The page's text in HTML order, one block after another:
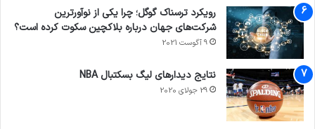
رویکرد ترسناک گوگل؛ چرا یکی از نوآورترین
شرکت‌های جهان درباره بلاکچین سکوت کرده است؟
9 آگوست 2021
نتایج دیدار‌های لیگ بسکتبال NBA
29 جولای 2020